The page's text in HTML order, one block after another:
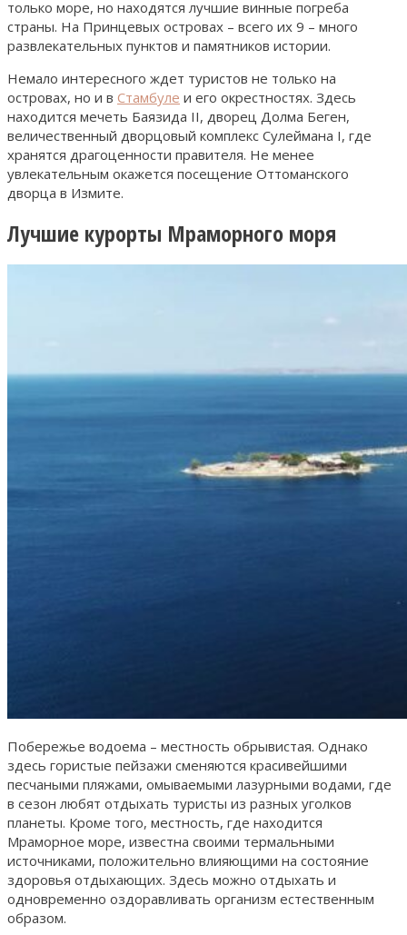
только море, но находятся лучшие винные погреба
страны. На Принцевых островах – всего их 9 – много
развлекательных пунктов и памятников истории.
Немало интересного ждет туристов не только на
островах, но и в Стамбуле и его окрестностях. Здесь
находится мечеть Баязида II, дворец Долма Беген,
величественный дворцовый комплекс Сулеймана I, где
хранятся драгоценности правителя. Не менее
увлекательным окажется посещение Оттоманского
дворца в Измите.
Лучшие курорты Мраморного моря
Побережье водоема – местность обрывистая. Однако
здесь гористые пейзажи сменяются красивейшими
песчаными пляжами, омываемыми лазурными водами, где
в сезон любят отдыхать туристы из разных уголков
планеты. Кроме того, местность, где находится
Мраморное море, известна своими термальными
источниками, положительно влияющими на состояние
здоровья отдыхающих. Здесь можно отдыхать и
одновременно оздоравливать организм естественным
образом.